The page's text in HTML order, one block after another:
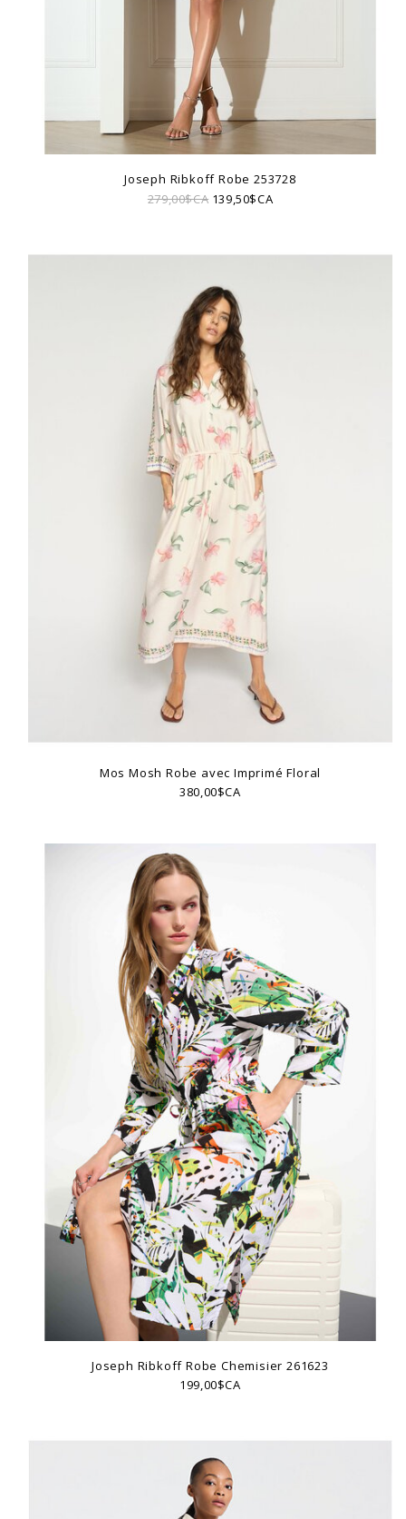
Joseph Ribkoff Robe 253728
279,00$CA 139,50$CA
Mos Mosh Robe avec Imprimé Floral
380,00$CA
Joseph Ribkoff Robe Chemisier 261623
199,00$CA